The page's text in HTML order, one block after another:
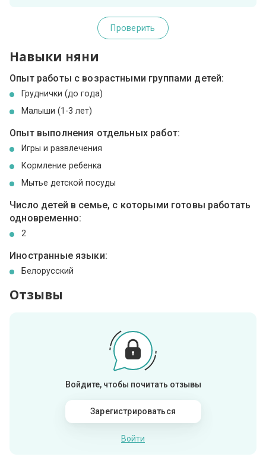
Проверить
Навыки няни
Опыт работы с возрастными группами детей:
Груднички (до года)
Малыши (1-3 лет)
Опыт выполнения отдельных работ:
Игры и развлечения
Кормление ребенка
Мытье детской посуды
Число детей в семье, с которыми готовы работать
одновременно:
2
Иностранные языки:
Белорусский
Отзывы
Войдите, чтобы почитать отзывы
Зарегистрироваться
Войти